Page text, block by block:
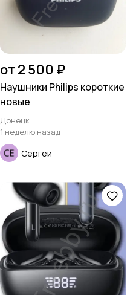
от 2 500 ₽
Наушники Philips короткие
новые
Донецк
1 неделю назад
Сергей